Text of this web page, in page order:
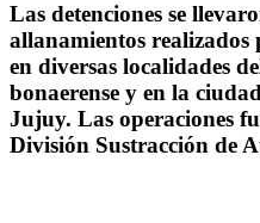
Las detenciones se
allanamientos
en diversas localidades
bonaerense y en la
Jujuy. Las operaciones
División Sustracción de